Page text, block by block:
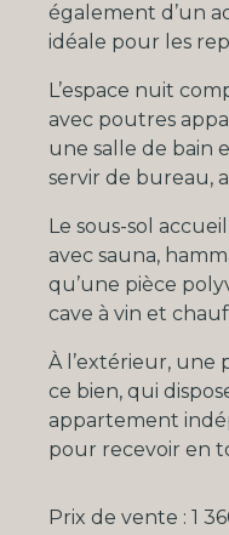
également d’un
idéale pour les
L’espace nuit
avec poutres
une salle de bain
servir de bureau,
Le sous-sol
avec sauna,
qu’une pièce
cave à vin et
À l’extérieur, une
ce bien, qui
appartement
pour recevoir en
Prix de vente : 1